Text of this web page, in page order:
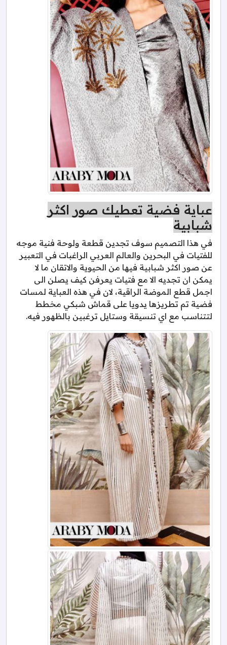
عباية فضية تعطيك صور اكثر
شبابية
في هذا التصميم سوف تجدين قطعة ولوحة فنية موجه
للفتيات في البحرين والعالم العربي الراغبات في التعبير
عن صور اكثر شبابية فيها من الحيوية والاتقان ما لا
يمكن ان تجديه الا مع فتيات يعرفن كيف يصلن الى
اجمل قطع الموضة الراقية، لان في هذه العباية لمسات
فضية تم تطريزها يدويا على قماش شبكي مخطط
لتتناسب مع اي تنسيقة وستايل ترغبين بالظهور فيه.